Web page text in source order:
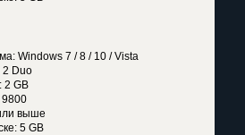
Windows 7 / 8 / 10 / Vista
2 Duo
2 GB
9800
выше
5 GB